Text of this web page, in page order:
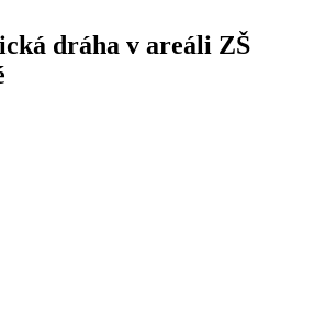
dráha v areáli ZŠ